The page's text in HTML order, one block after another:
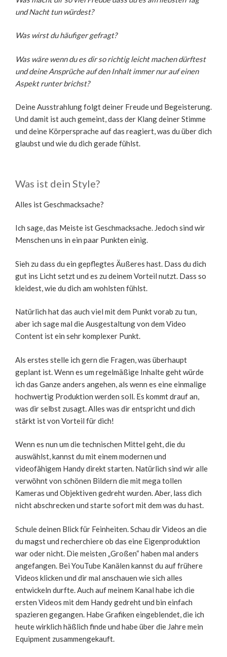
und Nacht tun würdest?
Was wirst du häufiger gefragt?
Was wäre wenn du es dir so richtig leicht machen dürftest
und deine Ansprüche auf den Inhalt immer nur auf einen
Aspekt runter brichst?
Deine Ausstrahlung folgt deiner Freude und Begeisterung.
Und damit ist auch gemeint, dass der Klang deiner Stimme
und deine Körpersprache auf das reagiert, was du über dich
glaubst und wie du dich gerade fühlst.
Was ist dein Style?
Alles ist Geschmacksache?
Ich sage, das Meiste ist Geschmacksache. Jedoch sind wir
Menschen uns in ein paar Punkten einig.
Sieh zu dass du ein gepflegtes Äußeres hast. Dass du dich
gut ins Licht setzt und es zu deinem Vorteil nutzt. Dass so
kleidest, wie du dich am wohlsten fühlst.
Natürlich hat das auch viel mit dem Punkt vorab zu tun,
aber ich sage mal die Ausgestaltung von dem Video
Content ist ein sehr komplexer Punkt.
Als erstes stelle ich gern die Fragen, was überhaupt
geplant ist. Wenn es um regelmäßige Inhalte geht würde
ich das Ganze anders angehen, als wenn es eine einmalige
hochwertig Produktion werden soll. Es kommt drauf an,
was dir selbst zusagt. Alles was dir entspricht und dich
stärkt ist von Vorteil für dich!
Wenn es nun um die technischen Mittel geht, die du
auswählst, kannst du mit einem modernen und
videofähigem Handy direkt starten. Natürlich sind wir alle
verwöhnt von schönen Bildern die mit mega tollen
Kameras und Objektiven gedreht wurden. Aber, lass dich
nicht abschrecken und starte sofort mit dem was du hast.
Schule deinen Blick für Feinheiten. Schau dir Videos an die
du magst und recherchiere ob das eine Eigenproduktion
war oder nicht. Die meisten „Großen“ haben mal anders
angefangen. Bei YouTube Kanälen kannst du auf frühere
Videos klicken und dir mal anschauen wie sich alles
entwickeln durfte. Auch auf meinem Kanal habe ich die
ersten Videos mit dem Handy gedreht und bin einfach
spazieren gegangen. Habe Grafiken eingeblendet, die ich
heute wirklich häßlich finde und habe über die Jahre mein
Equipment zusammengekauft.